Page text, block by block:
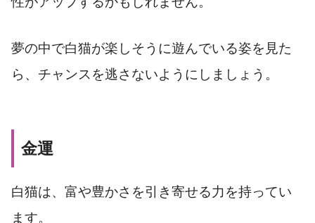
夢の中で白猫が楽しそうに遊んでいる姿を見た
ら、チャンスを逃さないようにしましょう。
金運
白猫は、富や豊かさを引き寄せる力を持ってい
ます。